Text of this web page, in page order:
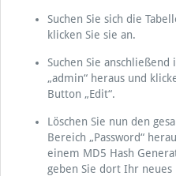
Suchen Sie sich die
klicken Sie sie an.
Suchen Sie
„admin“ heraus und
Button „Edit“.
Löschen Sie nun den
Bereich „Password“
einem MD5 Hash
geben Sie dort Ihr neues